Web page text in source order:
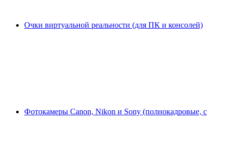
Очки виртуальной реальности (для ПК и консолей)
Фотокамеры Canon, Nikon и Sony (полнокадровые, с